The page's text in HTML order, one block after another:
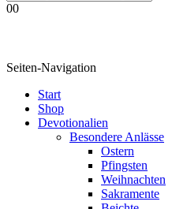
00
Seiten-Navigation
Start
Shop
Devotionalien
Besondere Anlässe
Ostern
Pfingsten
Weihnachten
Sakramente